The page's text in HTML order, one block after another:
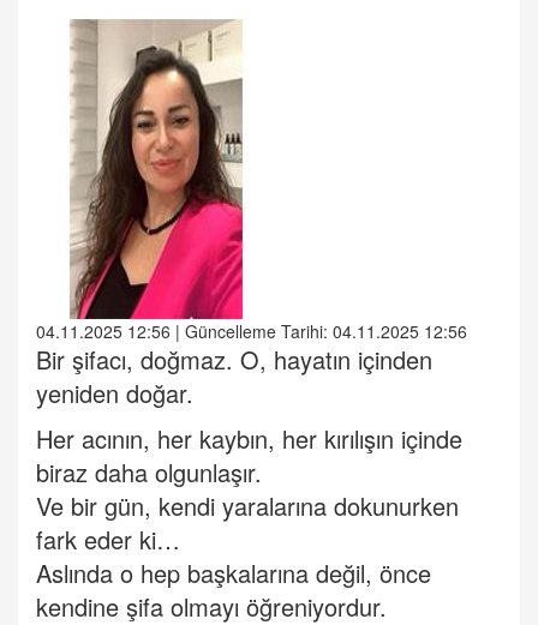
04.11.2025 12:56 | Güncelleme Tarihi: 04.11.2025 12:56
Bir şifacı, doğmaz. O, hayatın içinden
yeniden doğar.
Her acının, her kaybın, her kırılışın içinde
biraz daha olgunlaşır.
Ve bir gün, kendi yaralarına dokunurken
fark eder ki…
Aslında o hep başkalarına değil, önce
kendine şifa olmayı öğreniyordur.